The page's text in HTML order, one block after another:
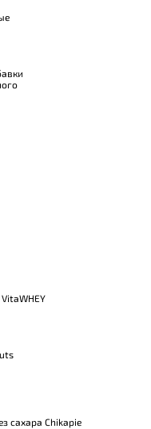
сахара Chikapie